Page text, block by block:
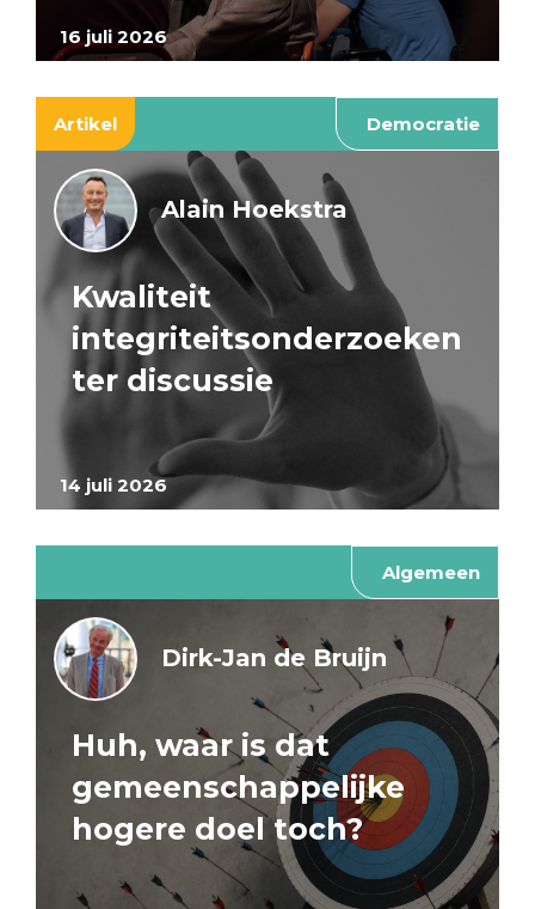
16 juli 2026
Artikel Democratie
14 juli 2026
Alain Hoekstra
Kwaliteit
integriteitsonderzoeken
ter discussie
Algemeen
Dirk-Jan de Bruijn
Huh, waar is dat
gemeenschappelijke
hogere doel toch?